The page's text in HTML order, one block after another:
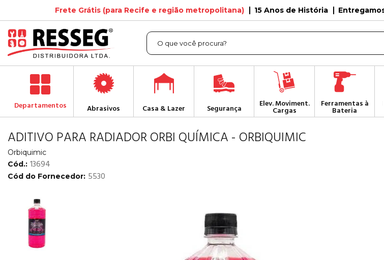
Frete Grátis (para Recife e região metropolitana) 15 Anos de História
Departamentos Abrasivos Casa & Lazer Segurança
Elev. Moviment.
Cargas
Ferramentas à
Bateria
ADITIVO PARA RADIADOR ORBI QUÍMICA - ORBIQUIMIC
Orbiquimic
Cód.: 13694
Cód do Fornecedor: 5530